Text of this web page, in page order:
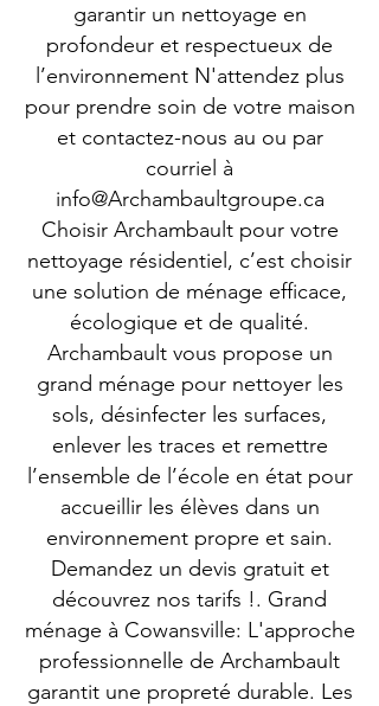
garantir un nettoyage en
profondeur et respectueux de
l’environnement N'attendez plus
pour prendre soin de votre maison
et contactez-nous au ou par
courriel à
info@Archambaultgroupe.ca
Choisir Archambault pour votre
nettoyage résidentiel, c’est choisir
une solution de ménage efficace,
écologique et de qualité.
Archambault vous propose un
grand ménage pour nettoyer les
sols, désinfecter les surfaces,
enlever les traces et remettre
l’ensemble de l’école en état pour
accueillir les élèves dans un
environnement propre et sain.
Demandez un devis gratuit et
découvrez nos tarifs !. Grand
ménage à Cowansville: L'approche
professionnelle de Archambault
garantit une propreté durable. Les